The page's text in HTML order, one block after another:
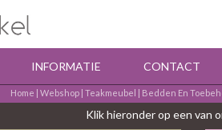
INFORMATIE CONTACT
Home | Webshop | Teakmeubel | Bedden En
Klik hieronder op een van